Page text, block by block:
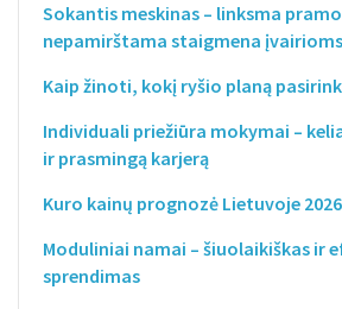
Sokantis meskinas – linksma
nepamirštama staigmena
Kaip žinoti, kokį ryšio planą
Individuali priežiūra mokymai –
ir prasmingą karjerą
Kuro kainų prognozė Lietuvoje
Moduliniai namai – šiuolaikiškas ir
sprendimas